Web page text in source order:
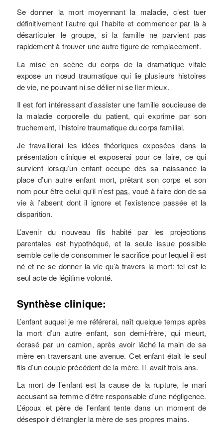
Se donner la mort moyennant la maladie, c’est tuer
définitivement l’autre qui l’habite et commencer par là à
désarticuler le groupe, si la famille ne parvient pas
rapidement à trouver une autre figure de remplacement.
La mise en scène du corps de la dramatique vitale
expose un nœud traumatique qui lie plusieurs histoires
de vie, ne pouvant ni se délier ni se lier mieux.
Il est fort intéressant d’assister une famille soucieuse de
la maladie corporelle du patient, qui exprime par son
truchement, l’histoire traumatique du corps familial.
Je travaillerai les idées théoriques exposées dans la
présentation clinique et exposerai pour ce faire, ce qui
survient lorsqu’un enfant occupe dès sa naissance la
place d’un autre enfant mort, prêtant son corps et son
nom pour être celui qu’il n’est pas, voué à faire don de sa
vie à l’absent dont il ignore et l’existence passée et la
disparition.
L’avenir du nouveau fils habité par les projections
parentales est hypothéqué, et la seule issue possible
semble celle de consommer le sacrifice pour lequel il est
né et ne se donner la vie qu’à travers la mort: tel est le
seul acte de légitime volonté.
Synthèse clinique:
L’enfant auquel je me référerai, naît quelque temps après
la mort d’un autre enfant, son demi-frère, qui meurt,
écrasé par un camion, après avoir lâché la main de sa
mère en traversant une avenue. Cet enfant était le seul
fils d’un couple précédent de la mère. Il avait trois ans.
La mort de l’enfant est la cause de la rupture, le mari
accusant sa femme d’être responsable d’une négligence.
L’époux et père de l’enfant tente dans un moment de
désespoir d’étrangler la mère de ses propres mains.